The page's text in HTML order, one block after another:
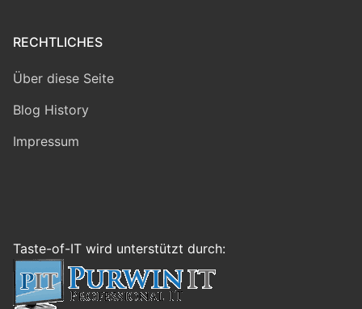
RECHTLICHES
Über diese Seite
Blog History
Impressum
Taste-of-IT wird unterstützt durch: